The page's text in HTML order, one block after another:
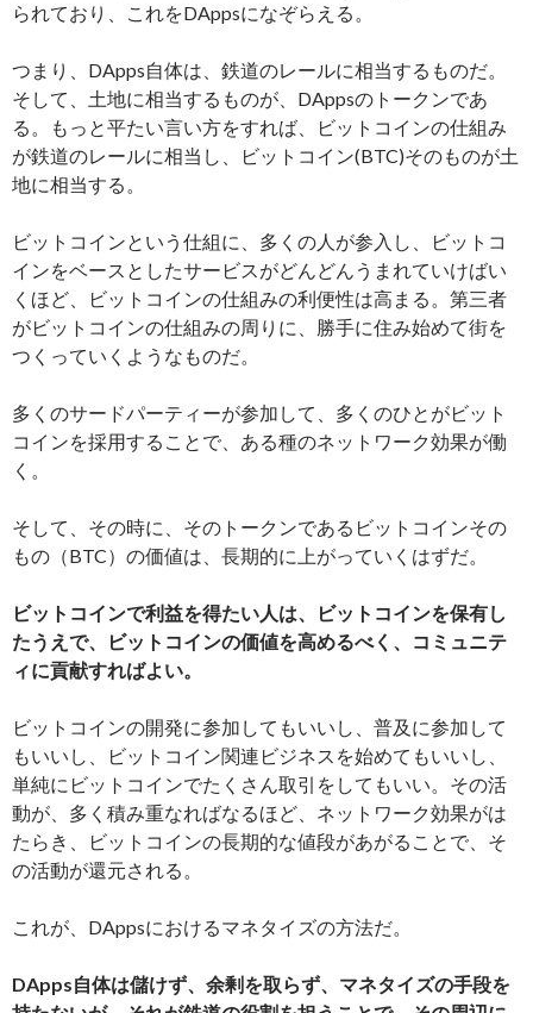
られており、これをDAppsになぞらえる。
つまり、DApps自体は、鉄道のレールに相当するものだ。
そして、土地に相当するものが、DAppsのトークンであ
る。もっと平たい言い方をすれば、ビットコインの仕組み
が鉄道のレールに相当し、ビットコイン(BTC)そのものが土
地に相当する。
ビットコインという仕組に、多くの人が参入し、ビットコ
インをベースとしたサービスがどんどんうまれていけばい
くほど、ビットコインの仕組みの利便性は高まる。第三者
がビットコインの仕組みの周りに、勝手に住み始めて街を
つくっていくようなものだ。
多くのサードパーティーが参加して、多くのひとがビット
コインを採用することで、ある種のネットワーク効果が働
く。
そして、その時に、そのトークンであるビットコインその
もの（BTC）の価値は、長期的に上がっていくはずだ。
ビットコインで利益を得たい人は、ビットコインを保有し
たうえで、ビットコインの価値を高めるべく、コミュニテ
ィに貢献すればよい。
ビットコインの開発に参加してもいいし、普及に参加して
もいいし、ビットコイン関連ビジネスを始めてもいいし、
単純にビットコインでたくさん取引をしてもいい。その活
動が、多く積み重なればなるほど、ネットワーク効果がは
たらき、ビットコインの長期的な値段があがることで、そ
の活動が還元される。
これが、DAppsにおけるマネタイズの方法だ。
DApps自体は儲けず、余剰を取らず、マネタイズの手段を